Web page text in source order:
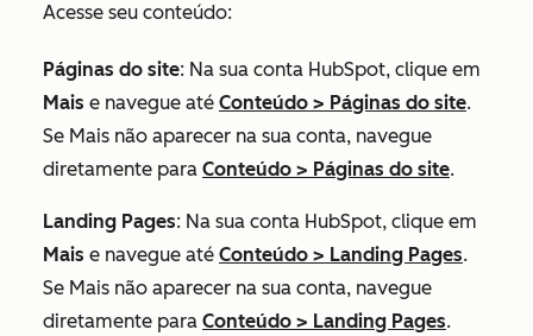
Acesse seu conteúdo:
Páginas do site: Na sua conta HubSpot, clique em
Mais e navegue até Conteúdo > Páginas do site.
Se Mais não aparecer na sua conta, navegue
diretamente para Conteúdo > Páginas do site.
Landing Pages: Na sua conta HubSpot, clique em
Mais e navegue até Conteúdo > Landing Pages.
Se Mais não aparecer na sua conta, navegue
diretamente para Conteúdo > Landing Pages.